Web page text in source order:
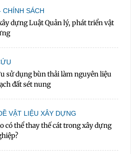
CHÍNH SÁCH
dựng Luật Quản lý, phát triển vật
sử dụng bùn thải làm nguyên liệu
đất sét nung
VẬT LIỆU XÂY DỰNG
có thể thay thế cát trong xây dựng